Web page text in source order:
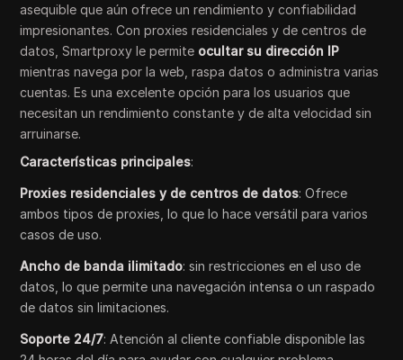
asequible que aún ofrece un rendimiento y confiabilidad
impresionantes. Con proxies residenciales y de centros de
datos, Smartproxy le permite ocultar su dirección IP
mientras navega por la web, raspa datos o administra varias
cuentas. Es una excelente opción para los usuarios que
necesitan un rendimiento constante y de alta velocidad sin
arruinarse.
Características principales:
Proxies residenciales y de centros de datos: Ofrece
ambos tipos de proxies, lo que lo hace versátil para varios
casos de uso.
Ancho de banda ilimitado: sin restricciones en el uso de
datos, lo que permite una navegación intensa o un raspado
de datos sin limitaciones.
Soporte 24/7: Atención al cliente confiable disponible las